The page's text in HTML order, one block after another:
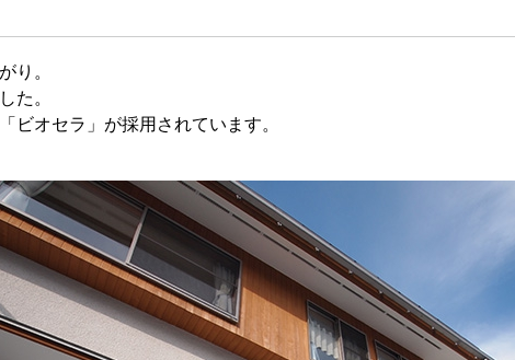
り。
た。
ビオセラ」が採用されています。